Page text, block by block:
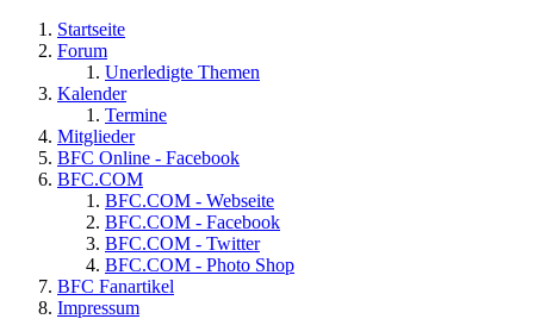
Startseite
Forum
Unerledigte Themen
Kalender
Termine
Mitglieder
BFC Online - Facebook
BFC.COM
BFC.COM - Webseite
BFC.COM - Facebook
BFC.COM - Twitter
BFC.COM - Photo Shop
BFC Fanartikel
Impressum